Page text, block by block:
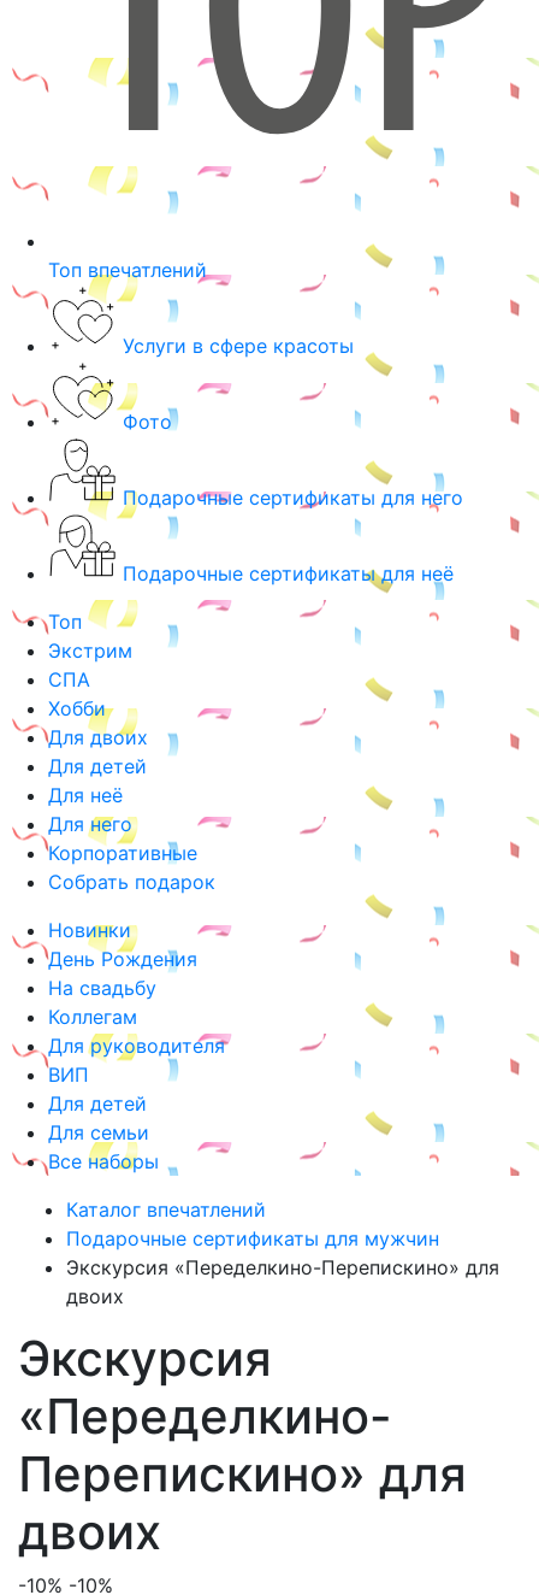
Топ впечатлений
Услуги в сфере красоты
Фото
Подарочные сертификаты для него
Подарочные сертификаты для неё
Топ
Экстрим
СПА
Хобби
Для двоих
Для детей
Для неё
Для него
Корпоративные
Собрать подарок
Новинки
День Рождения
На свадьбу
Коллегам
Для руководителя
ВИП
Для детей
Для семьи
Все наборы
Каталог впечатлений
Подарочные сертификаты для мужчин
Экскурсия «Переделкино-Перепискино» для
двоих
Экскурсия
«Переделкино-
Перепискино» для
двоих
-10% -10%